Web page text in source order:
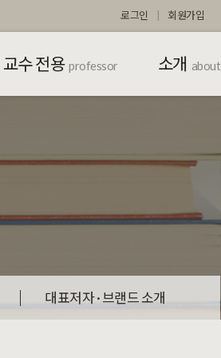
로그인 회원가입
교수 전용 professor 소개 about
대표저자 · 브랜드 소개